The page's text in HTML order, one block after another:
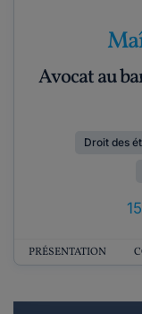
Avocat au
Droit des
15
PRÉSENTATION